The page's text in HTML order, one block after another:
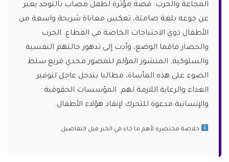
المجاعة والحرب. قصة مؤثرة لطفل مصاب بالتوحد يعبر
عن جوعه بلغة صامتة، تعكس معاناة شريحة واسعة من
الأطفال ذوي الاحتياجات الخاصة في القطاع. الحرب
والحصار فاقما الوضع، وأدت إلى تدهور حالتهم النفسية
والسلوكية. المنشور المؤلم للمصور مجدي قريع سلط
الضوء على هذه المأساة، مطالبا بتدخل عاجل لتوفير
الغذاء والرعاية اللازمة لهم. المؤسسات الحقوقية
والإنسانية مدعوة للتحرك لإنقاذ هؤلاء الأطفال.
خلاصة مختصرة لأهم ما جاء في الخبر قبل التفاصيل